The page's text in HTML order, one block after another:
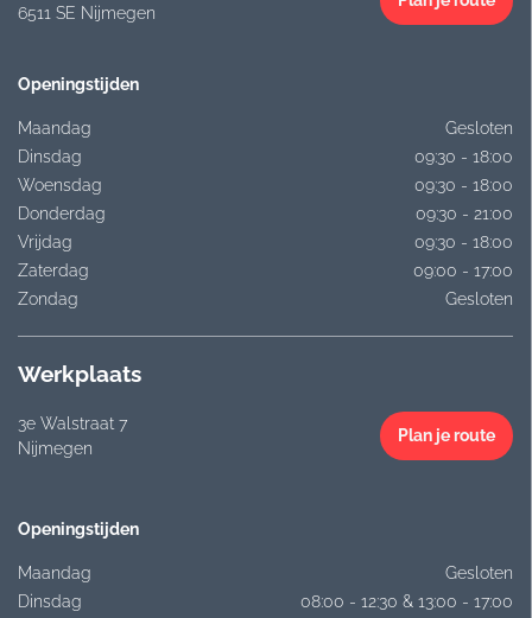
6511 SE Nijmegen
Openingstijden
Maandag
Gesloten
Dinsdag
09:30 - 18:00
Woensdag
09:30 - 18:00
Donderdag
09:30 - 21:00
Vrijdag
09:30 - 18:00
Zaterdag
09:00 - 17:00
Zondag
Gesloten
Werkplaats
3e Walstraat 7
Nijmegen
Plan je route
Openingstijden
Maandag
Gesloten
Dinsdag
08:00 - 12:30 & 13:00 - 17:00